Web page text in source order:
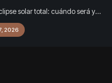
solar total: cuándo será y
2026